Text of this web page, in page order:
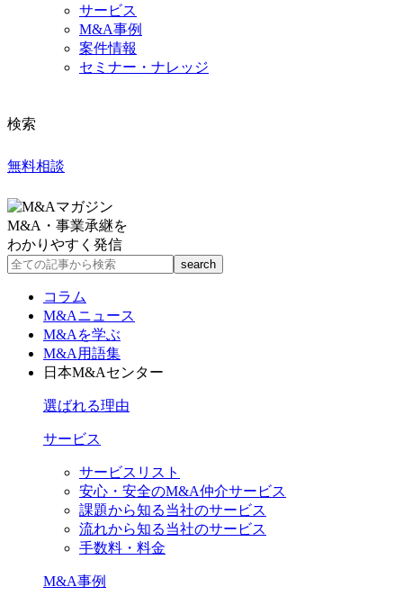
サービス
M&A事例
案件情報
セミナー・ナレッジ
検索
無料相談
M&A・事業承継を
わかりやすく発信
コラム
M&Aニュース
M&Aを学ぶ
M&A用語集
日本M&Aセンター
選ばれる理由
サービス
サービスリスト
安心・安全のM&A仲介サービス
課題から知る当社のサービス
流れから知る当社のサービス
手数料・料金
M&A事例